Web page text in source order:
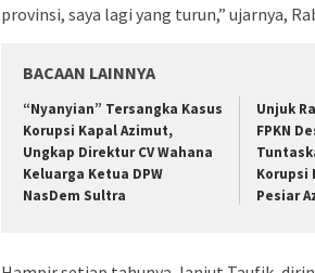
provinsi, saya lagi yang turun,” ujarnya,
BACAAN LAINNYA
“Nyanyian” Tersangka Kasus
Korupsi Kapal Azimut,
Ungkap Direktur CV Wahana
Keluarga Ketua DPW
NasDem Sultra
Unjuk
FPKN
Korupsi
Pesiar